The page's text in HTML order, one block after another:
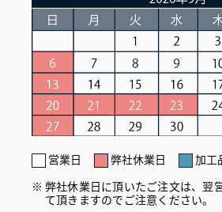
営業日 弊社休業日
加工
弊社休業日に頂いたご注文は、翌
て頂きますのでご注意ください。